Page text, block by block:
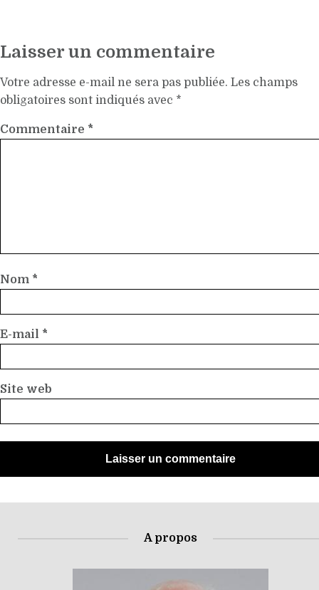
Laisser un commentaire
Votre adresse e-mail ne sera pas publiée. Les champs
obligatoires sont indiqués avec *
Commentaire *
Nom *
E-mail *
Site web
A propos